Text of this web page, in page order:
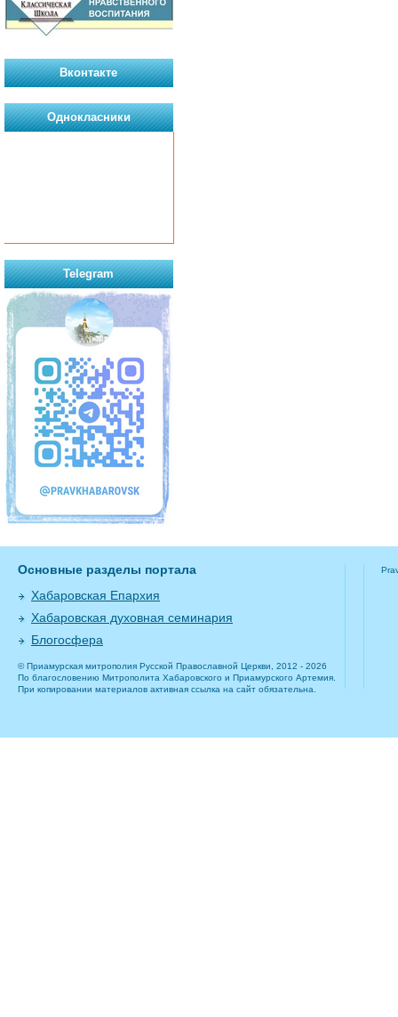
Вконтакте
Однокласники
Telegram
Основные разделы портала
Хабаровская Епархия
Хабаровская духовная семинария
Блогосфера
© Приамурская митрополия Русской Православной Церкви, 2012 - 2026
По благословению Митрополита Хабаровского и Приамурского Артемия.
При копировании материалов активная ссылка на сайт обязательна.